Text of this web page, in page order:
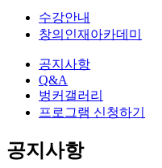
수강안내
창의인재아카데미
공지사항
Q&A
벙커갤러리
프로그램 신청하기
공지사항